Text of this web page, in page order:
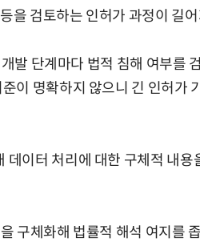
을 검토하는 인허가 과정이 길
발 단계마다 법적 침해 여부를
이 명확하지 않으니 긴 인허가
데이터 처리에 대한 구체적 내
구체화해 법률적 해석 여지를